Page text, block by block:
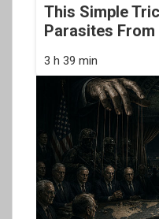
This Simple
Parasites From
3 h 39 min